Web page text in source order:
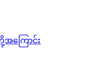
ကြောင်း